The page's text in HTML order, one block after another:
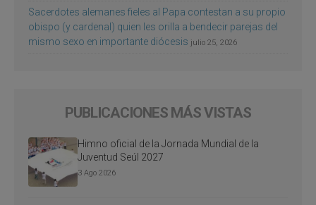
Sacerdotes alemanes fieles al Papa contestan a su propio
obispo (y cardenal) quien les orilla a bendecir parejas del
mismo sexo en importante diócesis julio 25, 2026
PUBLICACIONES MÁS VISTAS
Himno oficial de la Jornada Mundial de la
Juventud Seúl 2027
3 Ago 2026